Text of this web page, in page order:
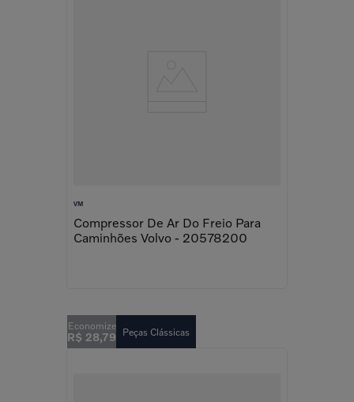
VM
Compressor De Ar Do Freio Para
Caminhões Volvo - 20578200
R$ 28,79 Peças Clássicas